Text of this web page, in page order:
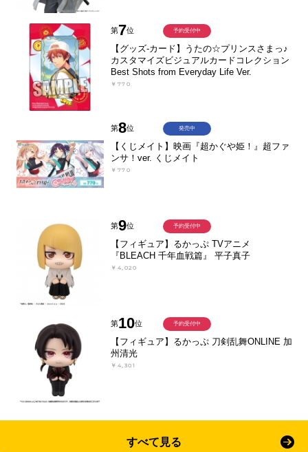
第7位
【グッズ-カード】うたの☆プリンスさまっ♪
カスタマイズビジュアルカードコレクション
Best Shots from Everyday Life Ver.
￥770
予約受付中
第8位
【くじメイト】映画『超かぐや姫！』超ファ
ンサ！ver. くじメイト
￥770
発売中
第9位
【フィギュア】るかっぷ TVアニメ
『BLEACH 千年血戦篇』 平子真子
￥4,020
予約受付中
第10位
【フィギュア】るかっぷ 刀剣乱舞ONLINE 加
州清光
￥4,301
予約受付中
すべて見る